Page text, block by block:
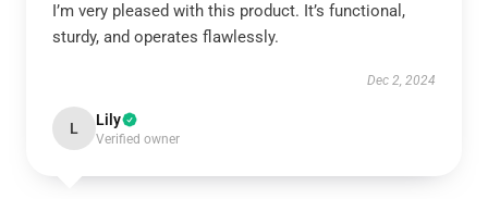
I’m very pleased with this product. It’s functional,
sturdy, and operates flawlessly.
Dec 2, 2024
L Lily
Verified owner